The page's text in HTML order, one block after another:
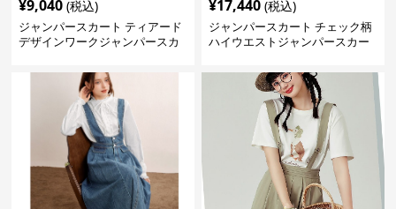
¥9,040 (税込)
ジャンパースカート ティアード
デザインワークジャンパースカ
¥17,440 (税込)
ジャンパースカート チェック柄
ハイウエストジャンパースカー